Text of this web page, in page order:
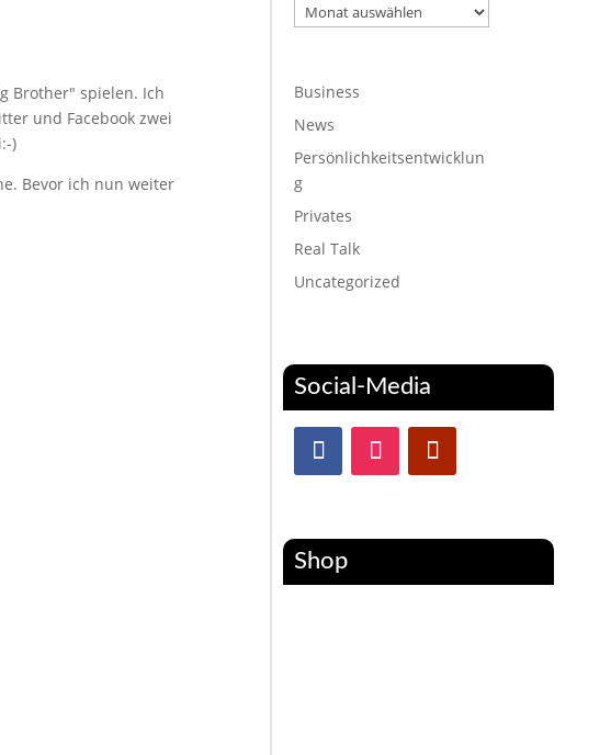
Brother" spielen. Ich
und Facebook zwei
)
Bevor ich nun weiter
Archiv
Business
News
Persönlichkeitsentwicklun
g
Privates
Real Talk
Uncategorized
Social-Media
Shop